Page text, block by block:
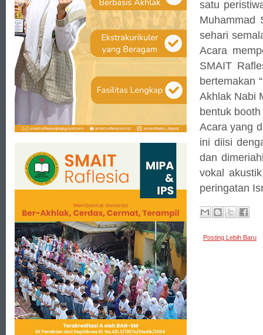
satu
Muhammad
sehari
Acara
SMAIT
bertemakan
Akhlak Nabi
bentuk
Acara yang
ini diisi
dan
vokal
peringatan
Posting Lebih Baru